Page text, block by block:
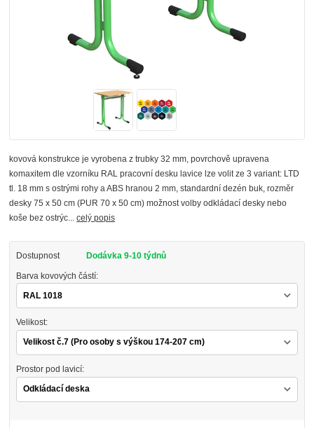
kovová konstrukce je vyrobena z trubky 32 mm, povrchově upravena
komaxitem dle vzorníku RAL pracovní desku lavice lze volit ze 3 variant: LTD
tl. 18 mm s ostrými rohy a ABS hranou 2 mm, standardní dezén buk, rozměr
desky 75 x 50 cm (PUR 70 x 50 cm) možnost volby odkládací desky nebo
koše bez ostrýc...celý popis
Dostupnost Dodávka 9-10 týdnů
Barva kovových částí:
Velikost:
Prostor pod lavicí: